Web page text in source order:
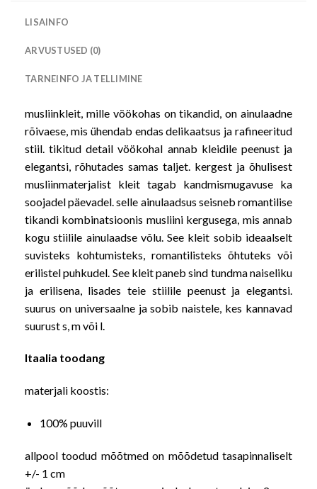
LISAINFO
ARVUSTUSED (0)
TARNEINFO JA TELLIMINE
musliinkleit, mille vöökohas on tikandid, on ainulaadne
rõivaese, mis ühendab endas delikaatsus ja rafineeritud
stiil. tikitud detail vöökohal annab kleidile peenust ja
elegantsi, rõhutades samas taljet. kergest ja õhulisest
musliinmaterjalist kleit tagab kandmismugavuse ka
soojadel päevadel. selle ainulaadsus seisneb romantilise
tikandi kombinatsioonis musliini kergusega, mis annab
kogu stiilile ainulaadse võlu. See kleit sobib ideaalselt
suvisteks kohtumisteks, romantilisteks õhtuteks või
erilistel puhkudel. See kleit paneb sind tundma naiseliku
ja erilisena, lisades teie stiilile peenust ja elegantsi.
suurus on universaalne ja sobib naistele, kes kannavad
suurust s, m või l.
Itaalia toodang
materjali koostis:
100% puuvill
allpool toodud mõõtmed on mõõdetud tasapinnaliselt
+/- 1 cm